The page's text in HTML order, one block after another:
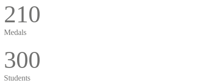
210
Medals
300
Students